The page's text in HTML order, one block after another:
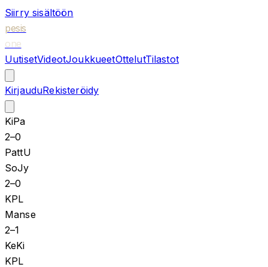
Siirry sisältöön
pesis
one
UutisetVideotJoukkueetOttelutTilastot
KirjauduRekisteröidy
KiPa
2–0
PattU
SoJy
2–0
KPL
Manse
2–1
KeKi
KPL